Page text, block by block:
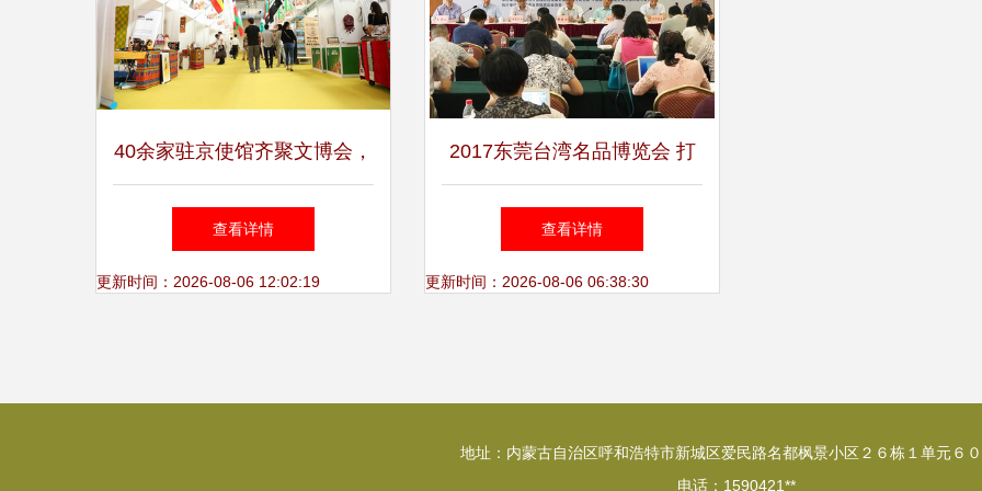
40余家驻京使馆齐聚文博会，
共筑文化交流新篇章
查看详情
更新时间：2026-08-06 12:02:19
2017东莞台湾名品博览会 打
造两岸经贸合作新平台
查看详情
更新时间：2026-08-06 06:38:30
地址：内蒙古自治区呼和浩特市新城区爱民路名都枫景小区２６栋１单元６
电话：1590421**